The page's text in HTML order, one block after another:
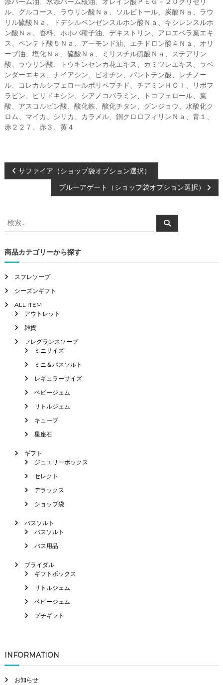
ル、グルコース、ラウリン酸Ｎａ、ソルビトール、炭酸Ｎａ、ラウ
リル硫酸Ｎａ、ドデシルベンゼンスルホン酸Ｎａ、キシレンスルホ
ン酸Ｎａ、香料、ホホバ種子油、デキストリン、アロエベラ葉エキ
ス、ペンテト酸５Ｎａ、アーモンド油、エチドロン酸４Ｎａ、オリ
ーブ油、塩化Ｎａ、硫酸Ｎａ、ミリスチル硫酸Ｎａ、ステアリン
酸、ラウリン酸、トウキンセンカ花エキス、カミツレエキス、ラベ
ンダーエキス、ナイアシン、ビオチン、パントテン酸、レチノー
ル、コレカルシフェロールポリペプチド、チアミンＨＣｌ、リボフ
ラビン、ピリドキシン、シアノコバラミン、トコフェロール、葉
酸、アスコルビン酸、酸化鉄、酸化チタン、グンジョウ、水酸化ク
ロム、マイカ、シリカ、カラメル、銅クロロフィリンＮａ、青１、
赤２２７、赤３、黄４
投
ナ
ゲ
ー
シ
ョ
サファイア（ショップ袋オプション選択）
ブルーアゲート（ショップ袋オプション選択）
検
索
象
:
検
索
商品カテゴリーから探す
スフレソープ
シーズンギフト
ALL ITEM
アウトレット
雑貨
フレグランスソープ
ミニサイズ
ミニ＆バスソルト
レギュラーサイズ
ベビージェム
リトルジェム
キューブ
星座石
ギフト
ジュエリーボックス
セレクト
デラックス
ショップ袋
バスソルト
バスソルト
バス用品
ブライダル
ギフトボックス
リトルジェム
ベビージェム
プチギフト
INFORMATION
お知らせ